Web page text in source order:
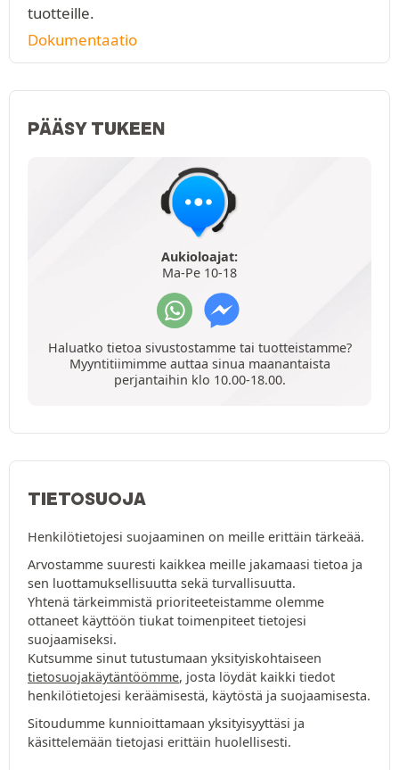
tuotteille.
Dokumentaatio
PÄÄSY TUKEEN
Aukioloajat:
Ma-Pe 10-18
Haluatko tietoa sivustostamme tai tuotteistamme?
Myyntitiimimme auttaa sinua maanantaista
perjantaihin klo 10.00-18.00.
TIETOSUOJA
Henkilötietojesi suojaaminen on meille erittäin tärkeää.
Arvostamme suuresti kaikkea meille jakamaasi tietoa ja
sen luottamuksellisuutta sekä turvallisuutta.
Yhtenä tärkeimmistä prioriteeteistamme olemme
ottaneet käyttöön tiukat toimenpiteet tietojesi
suojaamiseksi.
Kutsumme sinut tutustumaan yksityiskohtaiseen
tietosuojakäytäntöömme, josta löydät kaikki tiedot
henkilötietojesi keräämisestä, käytöstä ja suojaamisesta.
Sitoudumme kunnioittamaan yksityisyyttäsi ja
käsittelemään tietojasi erittäin huolellisesti.